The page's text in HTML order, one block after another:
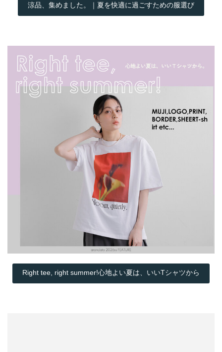
涼品、集めました。｜夏を快適に過ごすための服選び
Right tee, right summer!心地よい夏は、いいTシャツから